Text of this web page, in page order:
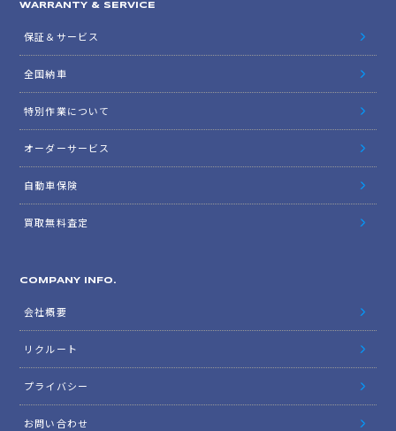
WARRANTY & SERVICE
保証＆サービス
全国納車
特別作業について
オーダーサービス
自動車保険
買取無料査定
COMPANY INFO.
会社概要
リクルート
プライバシー
お問い合わせ